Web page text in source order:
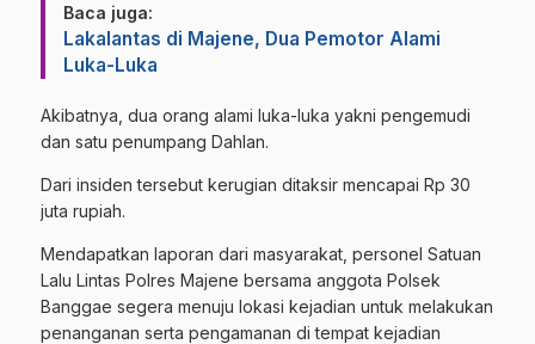
Baca juga:
Lakalantas di Majene, Dua Pemotor Alami
Luka-Luka
Akibatnya, dua orang alami luka-luka yakni pengemudi
dan satu penumpang Dahlan.
Dari insiden tersebut kerugian ditaksir mencapai Rp 30
juta rupiah.
Mendapatkan laporan dari masyarakat, personel Satuan
Lalu Lintas Polres Majene bersama anggota Polsek
Banggae segera menuju lokasi kejadian untuk melakukan
penanganan serta pengamanan di tempat kejadian